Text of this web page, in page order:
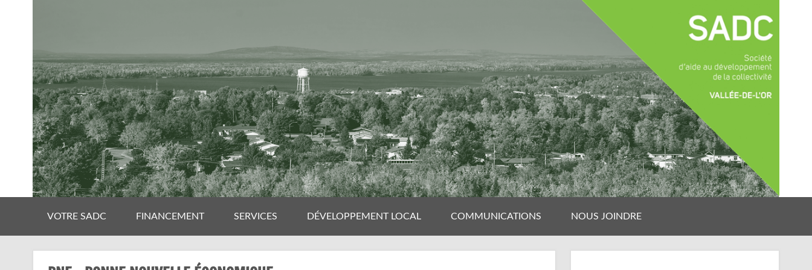
VOTRE SADC FINANCEMENT SERVICES DÉVELOPPEMENT LOCAL COMMUNICATIONS NOUS JOINDRE